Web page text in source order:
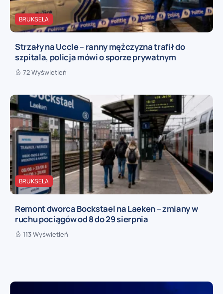
BRUKSELA
Strzały na Uccle – ranny mężczyzna trafił do
szpitala, policja mówi o sporze prywatnym
72 Wyświetleń
BRUKSELA
Remont dworca Bockstael na Laeken – zmiany w
ruchu pociągów od 8 do 29 sierpnia
113 Wyświetleń